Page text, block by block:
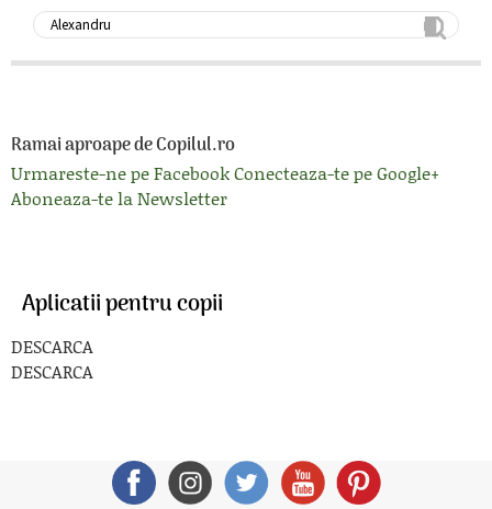
Ramai aproape de Copilul.ro
Urmareste-ne pe FacebookConecteaza-te pe Google+
Aboneaza-te la Newsletter
Aplicatii pentru copii
DESCARCA
DESCARCA